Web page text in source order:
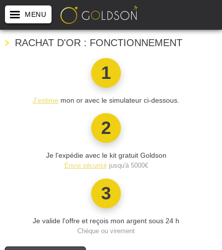
MENU
RACHAT D'OR : FONCTIONNEMENT
1
J’estime mon or avec le simulateur ci-dessous.
2
Je l'expédie avec le kit gratuit Goldson
Envoi sécuriséjusqu'à 5000€
3
Je valide l'offre et reçois mon argent sous 24 h
Chèque ou virement
Panneau de gestion des cookies